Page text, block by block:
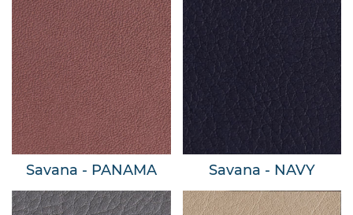
Savana - PANAMA Savana - NAVY